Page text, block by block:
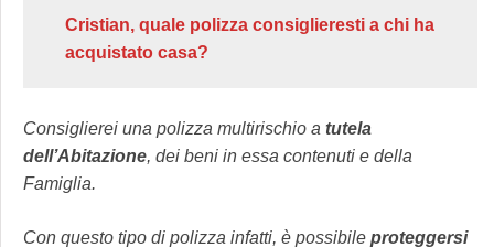
Cristian, quale polizza consiglieresti a chi ha
acquistato casa?
Consiglierei una polizza multirischio a tutela
dell’Abitazione, dei beni in essa contenuti e della
Famiglia.
Con questo tipo di polizza infatti, è possibile proteggersi